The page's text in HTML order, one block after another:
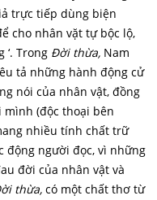
trực tiếp dùng biện
cho nhân vặt tự bộc lộ,
Trong Đời thừa, Nam
tả những hành động cử
nói của nhân vật, đồng
(độc thoại bên
nhiều tính chất trữ
động người đọc, vì những
đời của nhân vật và
thừa, có một chất thơ từ